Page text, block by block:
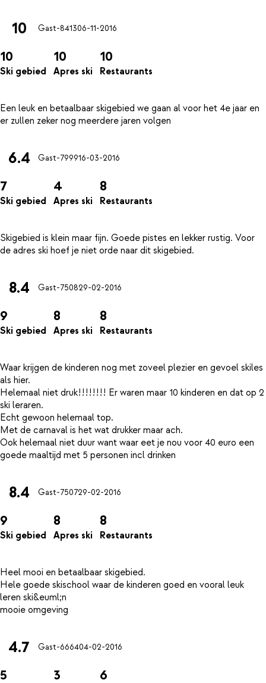
10 Gast-841306-11-2016
10
Ski gebied
10
Apres ski
10
Restaurants
Een leuk en betaalbaar skigebied we gaan al voor het 4e jaar en
6.4 Gast-799916-03-2016
7
Ski gebied
4
Apres ski
8
Restaurants
Skigebied is klein maar fijn. Goede pistes en lekker rustig. Voor
8.4 Gast-750829-02-2016
9
Ski gebied
8
Apres ski
8
Restaurants
Waar krijgen de kinderen nog met zoveel plezier en gevoel skiles
als hier.
Helemaal niet druk!!!!!!!! Er waren maar 10 kinderen en dat op 2
ski leraren.
Echt gewoon helemaal top.
Met de carnaval is het wat drukker maar ach.
Ook helemaal niet duur want waar eet je nou voor 40 euro een
8.4 Gast-750729-02-2016
9
Ski gebied
8
Apres ski
8
Restaurants
Heel mooi en betaalbaar skigebied.
Hele goede skischool waar de kinderen goed en vooral leuk
leren ski&euml;n
4.7 Gast-666404-02-2016
5 3 6